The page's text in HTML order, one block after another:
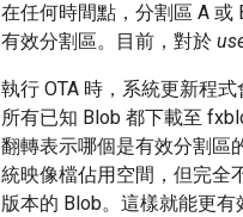
在任何時間點，分割區 A
有效分割區。目前，對於
執行 OTA 時，系統更新程
所有已知 Blob 都下載至
翻轉表示哪個是有效分割區
統映像檔佔用空間，但完全
版本的 Blob。這樣就能更有